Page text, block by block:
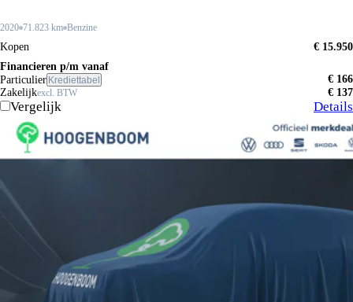
2020 71.823 km Benzine
Kopen
€ 15.950
Financieren p/m vanaf
Particulier Krediettabel
€ 166
Zakelijkexcl. BTW € 137
Vergelijk Details